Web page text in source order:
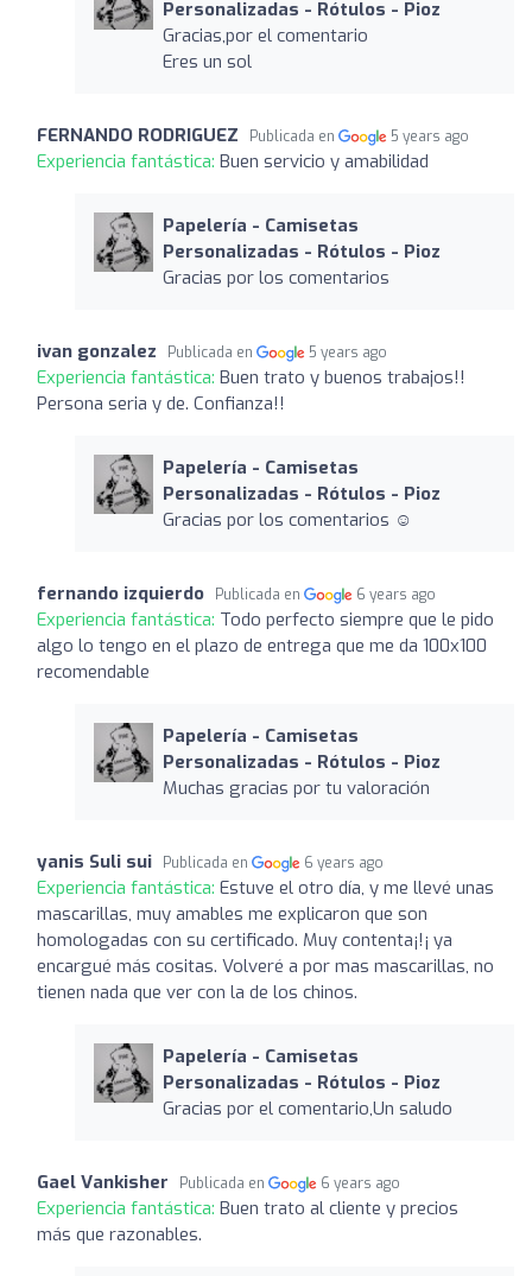
Personalizadas - Rótulos - Pioz
Gracias,por el comentario
Eres un sol
FERNANDO RODRIGUEZ Publicada en 5 years ago
Experiencia fantástica: Buen servicio y amabilidad
Papelería - Camisetas
Personalizadas - Rótulos - Pioz
Gracias por los comentarios
ivan gonzalez Publicada en 5 years ago
Experiencia fantástica: Buen trato y buenos trabajos!!
Persona seria y de. Confianza!!
Papelería - Camisetas
Personalizadas - Rótulos - Pioz
Gracias por los comentarios ☺️
fernando izquierdo Publicada en 6 years ago
Experiencia fantástica: Todo perfecto siempre que le pido
algo lo tengo en el plazo de entrega que me da 100x100
recomendable
Papelería - Camisetas
Personalizadas - Rótulos - Pioz
Muchas gracias por tu valoración
yanis Suli sui Publicada en 6 years ago
Experiencia fantástica: Estuve el otro día, y me llevé unas
mascarillas, muy amables me explicaron que son
homologadas con su certificado. Muy contenta¡!¡ ya
encargué más cositas. Volveré a por mas mascarillas, no
tienen nada que ver con la de los chinos.
Papelería - Camisetas
Personalizadas - Rótulos - Pioz
Gracias por el comentario,Un saludo
Gael Vankisher Publicada en 6 years ago
Experiencia fantástica: Buen trato al cliente y precios
más que razonables.